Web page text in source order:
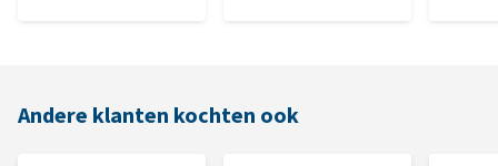
Andere klanten kochten ook